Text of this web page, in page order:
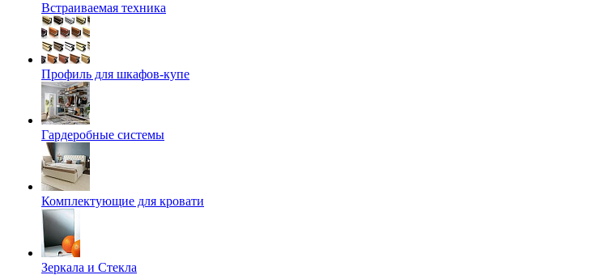
Встраиваемая техника
Профиль для шкафов-купе
Гардеробные системы
Комплектующие для кровати
Зеркала и Стекла